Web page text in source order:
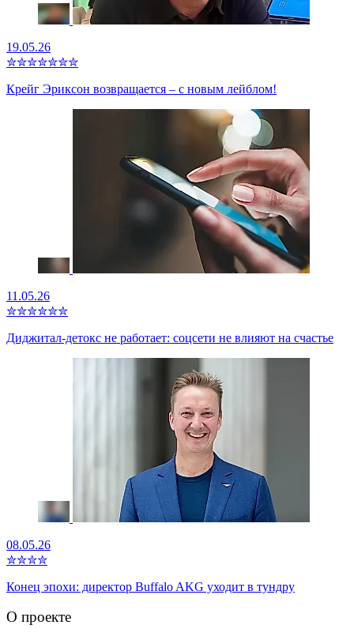
19.05.26
✮✮✮✮✮✮✮
Крейг Эриксон возвращается – с новым лейблом!
11.05.26
✮✮✮✮✮✮
Диджитал-детокс не работает: соцсети не влияют на счастье
08.05.26
✮✮✮✮
Конец эпохи: директор Buffalo AKG уходит в тундру
О проекте